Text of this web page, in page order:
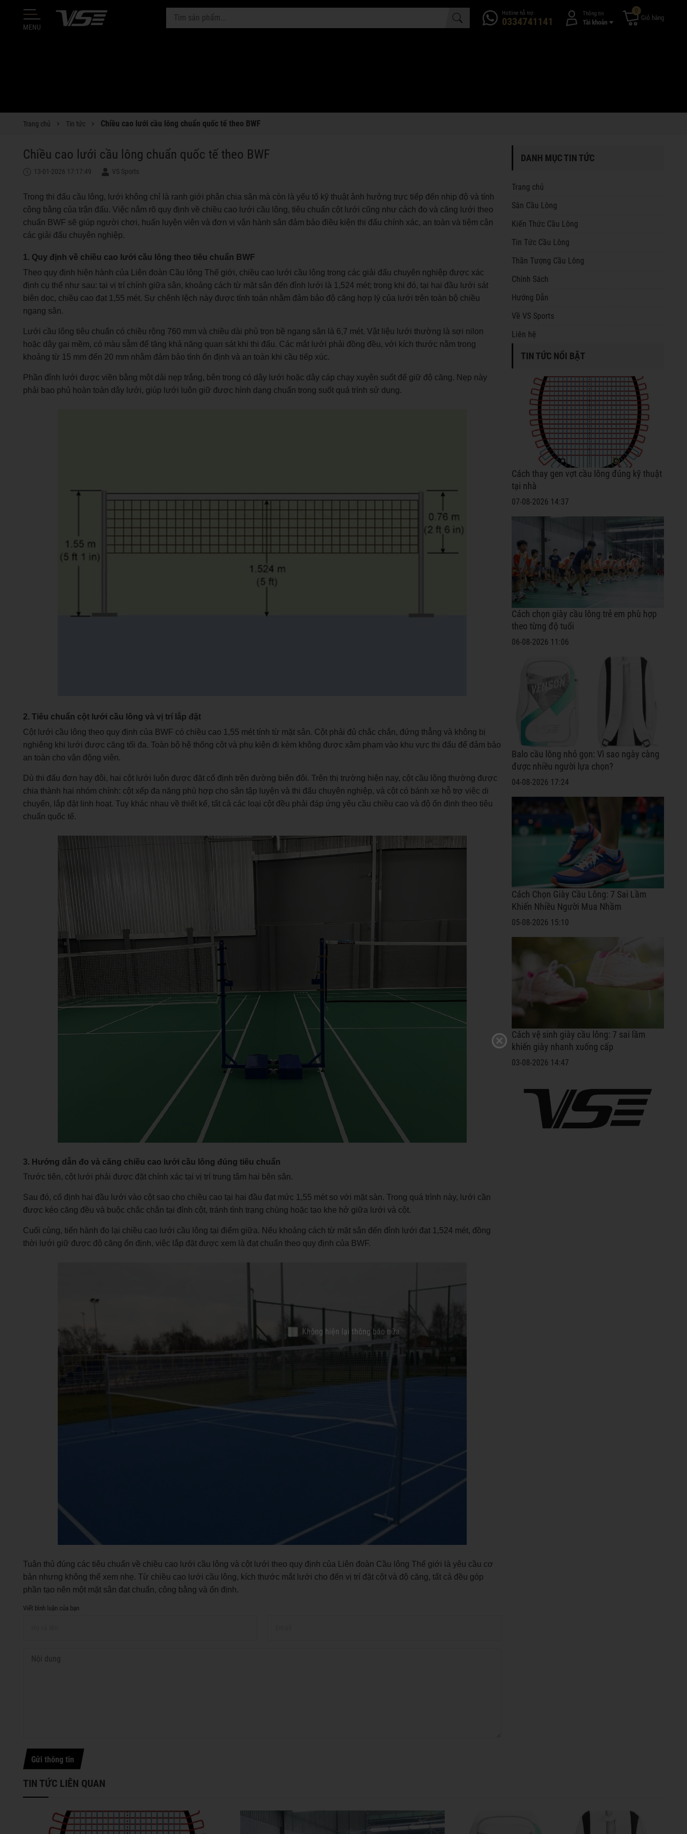
MENU
Hotline hỗ trợ:
0334741141
Thông tin
Tài khoản
0
Giỏ hàng
Trang chủ Tin tức Chiều cao lưới cầu lông chuẩn quốc tế theo BWF
Chiều cao lưới cầu lông chuẩn quốc tế theo BWF
13-01-2026 17:17:49 VS Sports
Trong thi đấu cầu lông, lưới không chỉ là ranh giới phân chia sân mà còn là yếu tố kỹ thuật ảnh hưởng trực tiếp đến nhịp độ và tính
công bằng của trận đấu. Việc nắm rõ quy định về chiều cao lưới cầu lông, tiêu chuẩn cột lưới cũng như cách đo và căng lưới theo
chuẩn BWF sẽ giúp người chơi, huấn luyện viên và đơn vị vận hành sân đảm bảo điều kiện thi đấu chính xác, an toàn và tiệm cận
các giải đấu chuyên nghiệp.
1. Quy định về chiều cao lưới cầu lông theo tiêu chuẩn BWF
Theo quy định hiện hành của Liên đoàn Cầu lông Thế giới, chiều cao lưới cầu lông trong các giải đấu chuyên nghiệp được xác
định cụ thể như sau: tại vị trí chính giữa sân, khoảng cách từ mặt sân đến đỉnh lưới là 1,524 mét; trong khi đó, tại hai đầu lưới sát
biên dọc, chiều cao đạt 1,55 mét. Sự chênh lệch này được tính toán nhằm đảm bảo độ căng hợp lý của lưới trên toàn bộ chiều
ngang sân.
Lưới cầu lông tiêu chuẩn có chiều rộng 760 mm và chiều dài phủ trọn bề ngang sân là 6,7 mét. Vật liệu lưới thường là sợi nilon
hoặc dây gai mềm, có màu sẫm để tăng khả năng quan sát khi thi đấu. Các mắt lưới phải đồng đều, với kích thước nằm trong
khoảng từ 15 mm đến 20 mm nhằm đảm bảo tính ổn định và an toàn khi cầu tiếp xúc.
Phần đỉnh lưới được viền bằng một dải nẹp trắng, bên trong có dây lưới hoặc dây cáp chạy xuyên suốt để giữ độ căng. Nẹp này
phải bao phủ hoàn toàn dây lưới, giúp lưới luôn giữ được hình dạng chuẩn trong suốt quá trình sử dụng.
2. Tiêu chuẩn cột lưới cầu lông và vị trí lắp đặt
Cột lưới cầu lông theo quy định của BWF có chiều cao 1,55 mét tính từ mặt sân. Cột phải đủ chắc chắn, đứng thẳng và không bị
nghiêng khi lưới được căng tối đa. Toàn bộ hệ thống cột và phụ kiện đi kèm không được xâm phạm vào khu vực thi đấu để đảm bảo
an toàn cho vận động viên.
Dù thi đấu đơn hay đôi, hai cột lưới luôn được đặt cố định trên đường biên đôi. Trên thị trường hiện nay, cột cầu lông thường được
chia thành hai nhóm chính: cột xếp đa năng phù hợp cho sân tập luyện và thi đấu chuyên nghiệp, và cột có bánh xe hỗ trợ việc di
chuyển, lắp đặt linh hoạt. Tuy khác nhau về thiết kế, tất cả các loại cột đều phải đáp ứng yêu cầu chiều cao và độ ổn định theo tiêu
chuẩn quốc tế.
3. Hướng dẫn đo và căng chiều cao lưới cầu lông đúng tiêu chuẩn
Trước tiên, cột lưới phải được đặt chính xác tại vị trí trung tâm hai bên sân.
Sau đó, cố định hai đầu lưới vào cột sao cho chiều cao tại hai đầu đạt mức 1,55 mét so với mặt sàn. Trong quá trình này, lưới cần
được kéo căng đều và buộc chắc chắn tại đỉnh cột, tránh tình trạng chùng hoặc tạo khe hở giữa lưới và cột.
Cuối cùng, tiến hành đo lại chiều cao lưới cầu lông tại điểm giữa. Nếu khoảng cách từ mặt sân đến đỉnh lưới đạt 1,524 mét, đồng
thời lưới giữ được độ căng ổn định, việc lắp đặt được xem là đạt chuẩn theo quy định của BWF.
Tuân thủ đúng các tiêu chuẩn về chiều cao lưới cầu lông và cột lưới theo quy định của Liên đoàn Cầu lông Thế giới là yêu cầu cơ
bản nhưng không thể xem nhẹ. Từ chiều cao lưới cầu lông, kích thước mắt lưới cho đến vị trí đặt cột và độ căng, tất cả đều góp
phần tạo nên một mặt sân đạt chuẩn, công bằng và ổn định.
Viết bình luận của bạn
Gửi thông tin
DANH MỤC TIN TỨC
Trang chủ
Sân Cầu Lông
Kiến Thức Cầu Lông
Tin Tức Cầu Lông
Thần Tượng Cầu Lông
Chính Sách
Hướng Dẫn
Về VS Sports
Liên hệ
TIN TỨC NỔI BẬT
Cách thay gen vợt cầu lông đúng kỹ thuật
tại nhà
07-08-2026 14:37
Cách chọn giày cầu lông trẻ em phù hợp
theo từng độ tuổi
06-08-2026 11:06
Balo cầu lông nhỏ gọn: Vì sao ngày càng
được nhiều người lựa chọn?
04-08-2026 17:24
Cách Chọn Giày Cầu Lông: 7 Sai Lầm
Khiến Nhiều Người Mua Nhầm
05-08-2026 15:10
Cách vệ sinh giày cầu lông: 7 sai lầm
khiến giày nhanh xuống cấp
03-08-2026 14:47
TIN TỨC LIÊN QUAN